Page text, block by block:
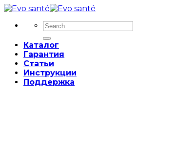
Skip
content
Search
for:
Каталог
Гарантия
Статьи
Инструкции
Поддержка